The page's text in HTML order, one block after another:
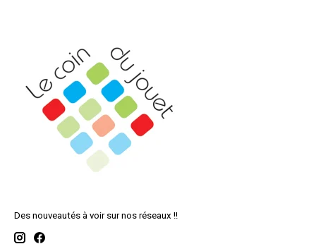
Des nouveautés à voir sur nos réseaux !!